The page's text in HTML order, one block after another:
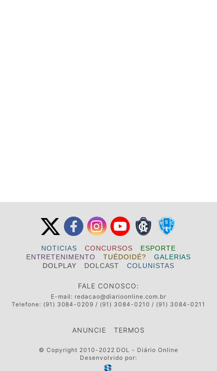
NOTICIAS CONCURSOS
ESPORTE
ENTRETENIMENTO
TUÉDOIDÉ?
GALERIAS
DOLPLAY
DOLCAST COLUNISTAS
FALE CONOSCO:
E-mail: redacao@diarioonline.com.br
Telefone: (91) 3084-0209 / (91) 3084-0210 / (91) 3084-0211
ANUNCIE TERMOS
© Copyright 2010-2022 DOL - Diário Online
Desenvolvido por: